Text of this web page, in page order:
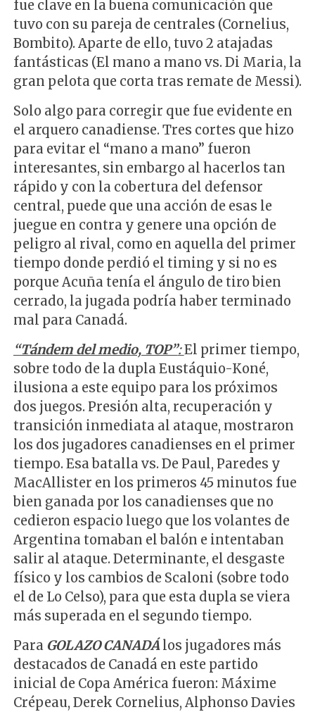
fue clave en la buena comunicación que
tuvo con su pareja de centrales (Cornelius,
Bombito). Aparte de ello, tuvo 2 atajadas
fantásticas (El mano a mano vs. Di Maria, la
gran pelota que corta tras remate de Messi).
Solo algo para corregir que fue evidente en
el arquero canadiense. Tres cortes que hizo
para evitar el “mano a mano” fueron
interesantes, sin embargo al hacerlos tan
rápido y con la cobertura del defensor
central, puede que una acción de esas le
juegue en contra y genere una opción de
peligro al rival, como en aquella del primer
tiempo donde perdió el timing y si no es
porque Acuña tenía el ángulo de tiro bien
cerrado, la jugada podría haber terminado
mal para Canadá.
“Tándem del medio, TOP”:El primer tiempo,
sobre todo de la dupla Eustáquio-Koné,
ilusiona a este equipo para los próximos
dos juegos. Presión alta, recuperación y
transición inmediata al ataque, mostraron
los dos jugadores canadienses en el primer
tiempo. Esa batalla vs. De Paul, Paredes y
MacAllister en los primeros 45 minutos fue
bien ganada por los canadienses que no
cedieron espacio luego que los volantes de
Argentina tomaban el balón e intentaban
salir al ataque. Determinante, el desgaste
físico y los cambios de Scaloni (sobre todo
el de Lo Celso), para que esta dupla se viera
más superada en el segundo tiempo.
Para GOLAZO CANADÁlos jugadores más
destacados de Canadá en este partido
inicial de Copa América fueron: Máxime
Crépeau, Derek Cornelius, Alphonso Davies